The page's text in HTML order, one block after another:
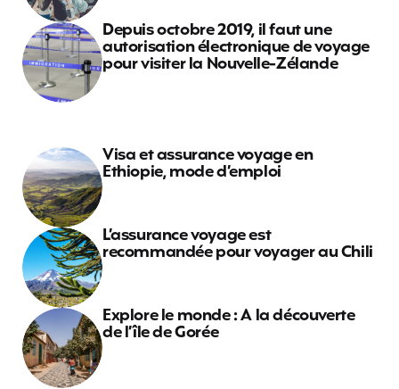
Depuis octobre 2019, il faut une
autorisation électronique de voyage
pour visiter la Nouvelle-Zélande
Visa et assurance voyage en
Ethiopie, mode d’emploi
L’assurance voyage est
recommandée pour voyager au Chili
Explore le monde : A la découverte
de l’île de Gorée